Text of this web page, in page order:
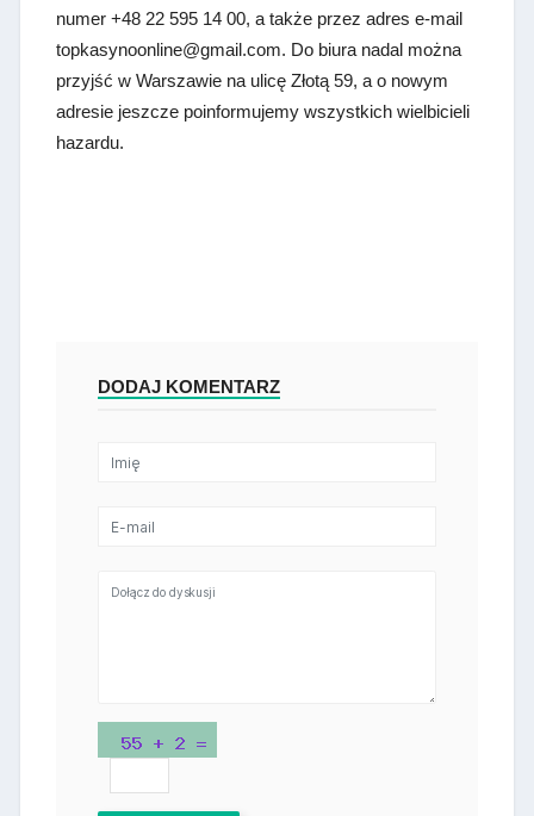
numer +48 22 595 14 00, a także przez adres e-mail
topkasynoonline@gmail.com. Do biura nadal można
przyjść w Warszawie na ulicę Złotą 59, a o nowym
adresie jeszcze poinformujemy wszystkich wielbicieli
hazardu.
DODAJ KOMENTARZ